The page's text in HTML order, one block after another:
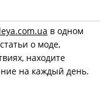
в одном
о моде,
находите
на каждый день.